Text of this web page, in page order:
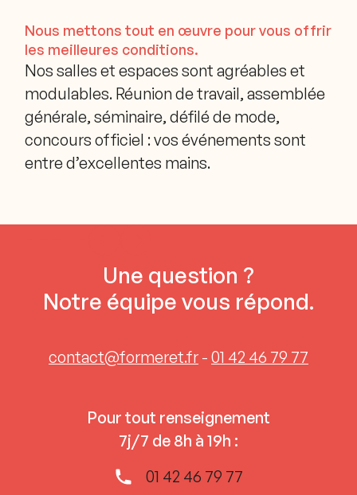
Nous mettons tout en œuvre pour vous offrir
les meilleures conditions.
Nos salles et espaces sont agréables et
modulables. Réunion de travail, assemblée
générale, séminaire, défilé de mode,
concours officiel : vos événements sont
entre d’excellentes mains.
Des prestations à la hauteur de
vos attentesUne question ?
Notre équipe vous répond.
contact@formeret.fr - 01 42 46 79 77
Pour tout renseignement
7j/7 de 8h à 19h :
01 42 46 79 77